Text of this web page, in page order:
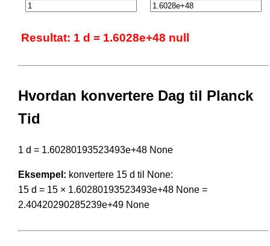
Resultat: 1 d = 1.6028e+48 null
Hvordan konvertere Dag til Planck
Tid
1 d = 1.60280193523493e+48 None
Eksempel: konvertere 15 d til None:
15 d = 15 × 1.60280193523493e+48 None =
2.40420290285239e+49 None